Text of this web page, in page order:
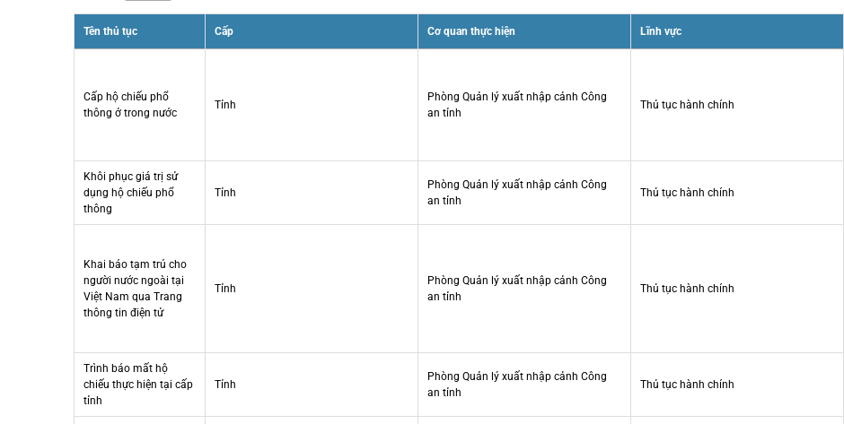
Tên thủ tục Cấp Cơ quan thực hiện Lĩnh vực
Cấp hộ chiếu phổ
thông ở trong nước
Tỉnh
Phòng Quản lý xuất nhập cảnh Công
an tỉnh
Thủ tục hành chính
Khôi phục giá trị sử
dụng hộ chiếu phổ
thông
Tỉnh
Phòng Quản lý xuất nhập cảnh Công
an tỉnh
Thủ tục hành chính
Khai báo tạm trú cho
người nước ngoài tại
Việt Nam qua Trang
thông tin điện tử
Tỉnh
Phòng Quản lý xuất nhập cảnh Công
an tỉnh
Thủ tục hành chính
Trình báo mất hộ
chiếu thực hiện tại cấp
tỉnh
Tỉnh
Phòng Quản lý xuất nhập cảnh Công
an tỉnh
Thủ tục hành chính